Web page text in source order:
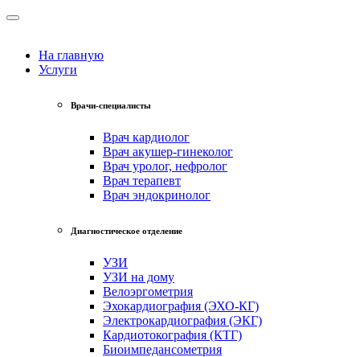
На главную
Услуги
Врачи-специалисты
Врач кардиолог
Врач акушер-гинеколог
Врач уролог, нефролог
Врач терапевт
Врач эндокринолог
Диагностическое отделение
УЗИ
УЗИ на дому
Велоэргометрия
Эхокардиография (ЭХО-КГ)
Электрокардиография (ЭКГ)
Кардиотокография (КТГ)
Биоимпедансометрия